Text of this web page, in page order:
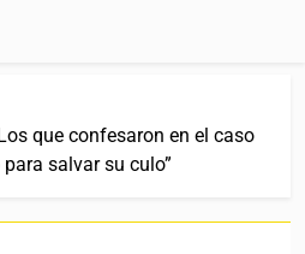
que confesaron en el caso
salvar su culo”